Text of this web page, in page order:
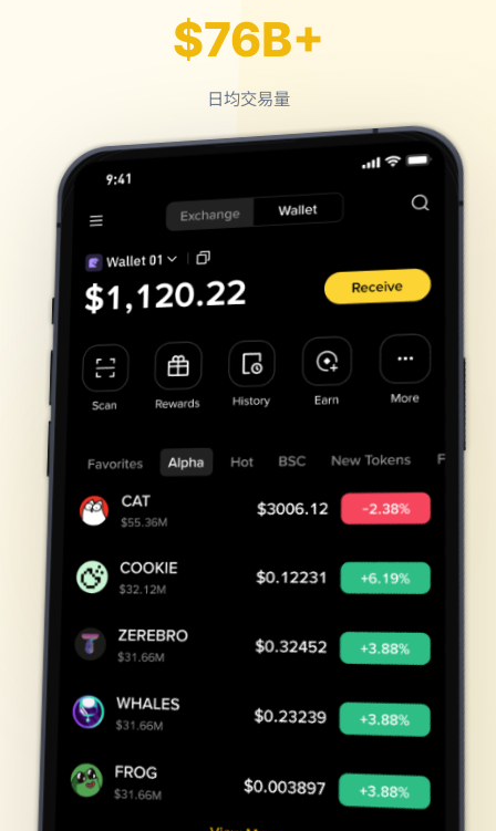
$76B+
日均交易量